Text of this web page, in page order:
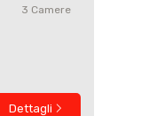
3 Camere
Dettagli